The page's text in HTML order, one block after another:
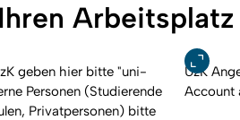
Arbeitsplatz
geben hier bitte "uni-
Personen (Studierende
Privatpersonen) bitte
UzK
Account